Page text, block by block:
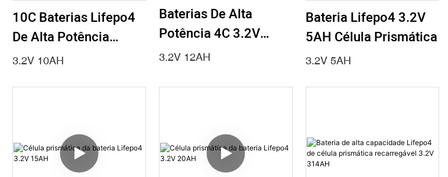
10C Baterias Lifepo4
De Alta Potência
Máxima 3.2V 10AH
3.2V 10AH
Baterias De Alta
Potência 4C 3.2V
12AH Lifepo4 Para
EV
3.2V 12AH
Bateria Lifepo4 3.2V
5AH Célula Prismática
3.2V 5AH